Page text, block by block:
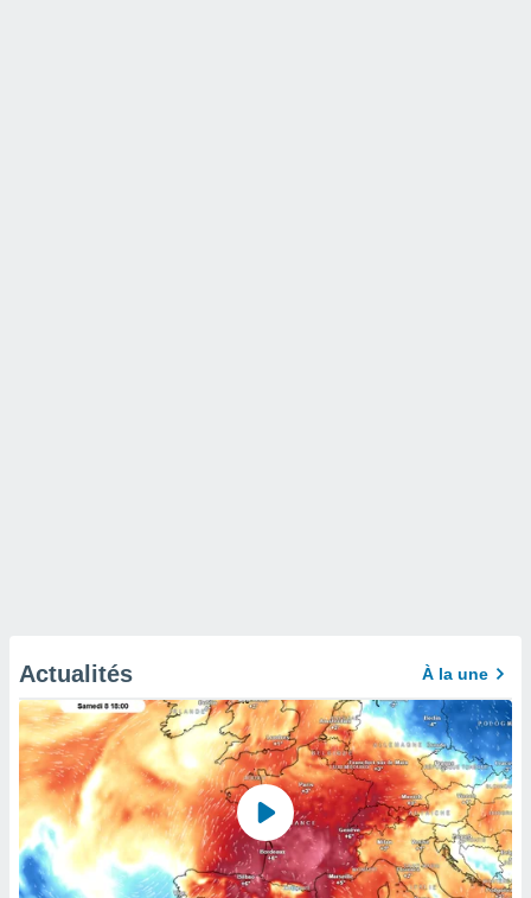
Actualités À la une